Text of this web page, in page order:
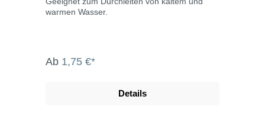
warmen Wasser.
Ab 1,75 €*
Details